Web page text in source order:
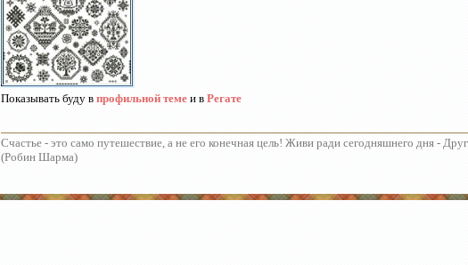
Показывать буду в профильной теме и в Регате
Счастье - это само путешествие, а не его конечная цель! Живи ради сегодняшнего дня -
(Робин Шарма)